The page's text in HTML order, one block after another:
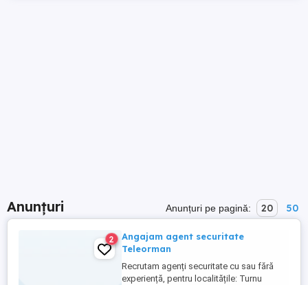
Anunțuri Anunțuri pe pagină: 20 50
2
Angajam agent securitate
Teleorman
Recrutam agenți securitate cu sau fără
experiență, pentru localitățile: Turnu